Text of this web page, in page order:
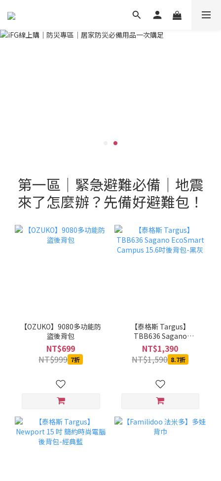
第一區｜緊急避難必備｜地震
來了怎麼辦？先備好避難包！
【OZUKO】9080多功能防
盜後背包
NT$699
NT$999 7折
【泰格斯 Targus】
TBB636 Sagano
EcoSmart Campus 15.6
吋後背包-黑灰
NT$1,390
NT$1,590 8.7折